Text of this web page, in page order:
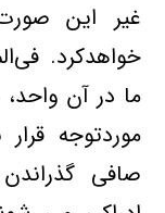
غیر این
خواهدكرد.
ما در آن
موردتوجه
صافی